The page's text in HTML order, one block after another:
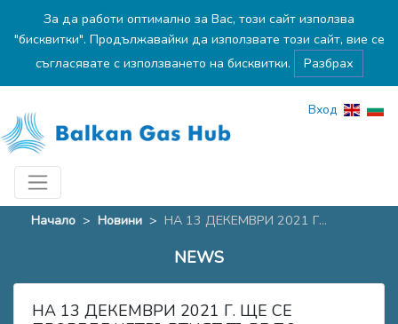
За да работи оптимално за Вас, този сайт използва
"бисквитки". Продължавайки да използвате този сайт, вие се
съгласявате с използването на бисквитки.
Разбрах
Вход
Начало > Новини > НА 13 ДЕКЕМВРИ 2021 Г...
NEWS
НА 13 ДЕКЕМВРИ 2021 Г. ЩЕ СЕ